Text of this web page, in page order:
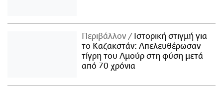
Περιβάλλον
Ιστορική στιγμή για
το Καζακστάν: Απελευθέρωσαν
τίγρη του Αμούρ στη φύση μετά
από 70 χρόνια